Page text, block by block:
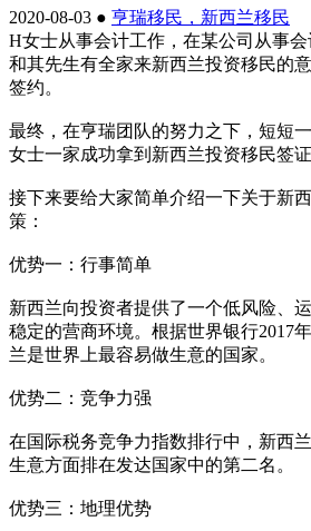
2020-08-03 ● 亨瑞移民，新西兰移民
H女士从事会计工作，在某公司从事
和其先生有全家来新西兰投资移民的
签约。
最终，在亨瑞团队的努力之下，短短
女士一家成功拿到新西兰投资移民签证
接下来要给大家简单介绍一下关于新
策：
优势一：行事简单
新西兰向投资者提供了一个低风险、
稳定的营商环境。根据世界银行2017
兰是世界上最容易做生意的国家。
优势二：竞争力强
在国际税务竞争力指数排行中，新西
生意方面排在发达国家中的第二名。
优势三：地理优势